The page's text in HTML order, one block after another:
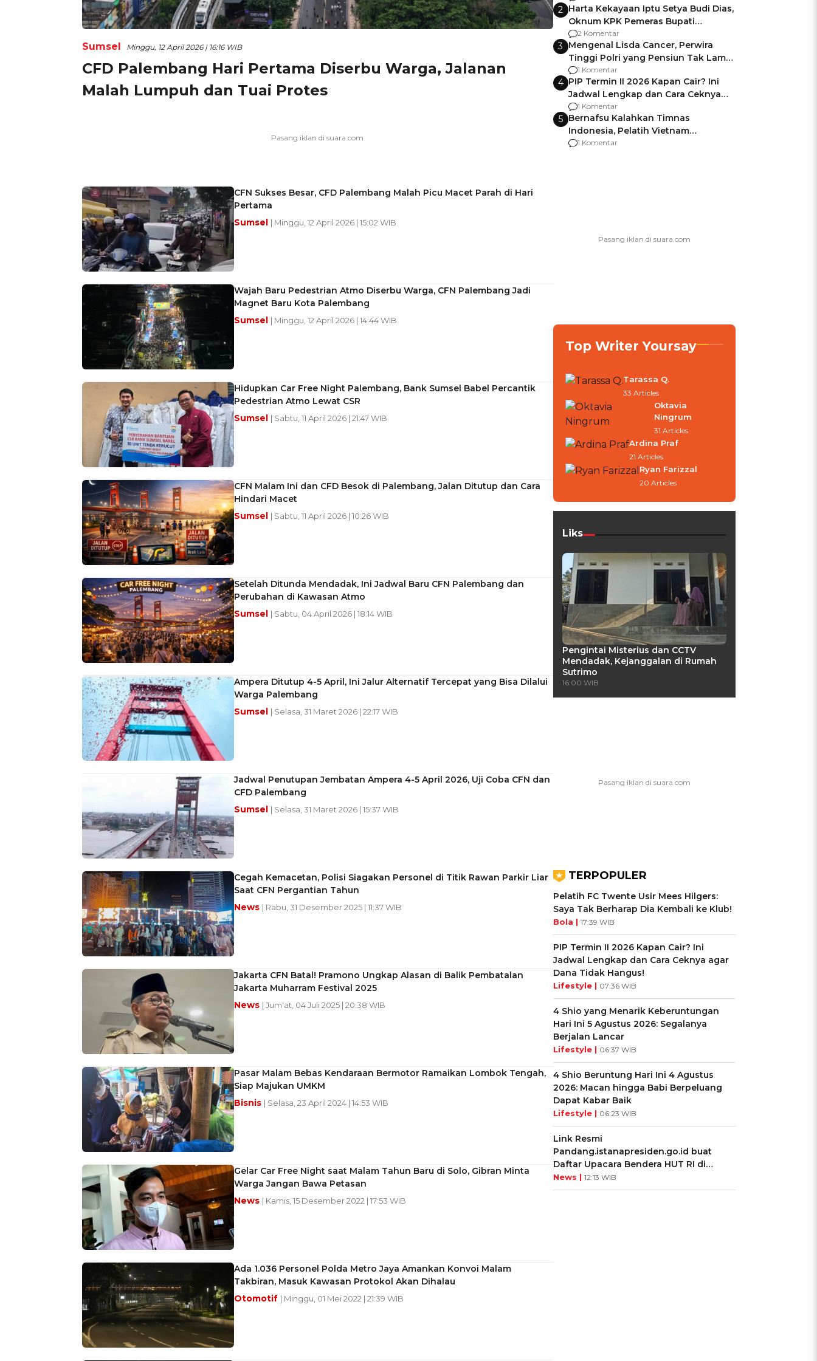
Sumsel Minggu, 12 April 2026 | 16:16 WIB
CFD Palembang Hari Pertama Diserbu Warga, Jalanan
Malah Lumpuh dan Tuai Protes
CFN Sukses Besar, CFD Palembang Malah Picu Macet Parah di Hari
Pertama
Sumsel | Minggu, 12 April 2026 | 15:02 WIB
Wajah Baru Pedestrian Atmo Diserbu Warga, CFN Palembang Jadi
Magnet Baru Kota Palembang
Sumsel | Minggu, 12 April 2026 | 14:44 WIB
Hidupkan Car Free Night Palembang, Bank Sumsel Babel Percantik
Pedestrian Atmo Lewat CSR
Sumsel | Sabtu, 11 April 2026 | 21:47 WIB
CFN Malam Ini dan CFD Besok di Palembang, Jalan Ditutup dan Cara
Hindari Macet
Sumsel | Sabtu, 11 April 2026 | 10:26 WIB
Setelah Ditunda Mendadak, Ini Jadwal Baru CFN Palembang dan
Perubahan di Kawasan Atmo
Sumsel | Sabtu, 04 April 2026 | 18:14 WIB
Ampera Ditutup 4-5 April, Ini Jalur Alternatif Tercepat yang Bisa Dilalui
Warga Palembang
Sumsel | Selasa, 31 Maret 2026 | 22:17 WIB
Jadwal Penutupan Jembatan Ampera 4-5 April 2026, Uji Coba CFN dan
CFD Palembang
Sumsel | Selasa, 31 Maret 2026 | 15:37 WIB
Cegah Kemacetan, Polisi Siagakan Personel di Titik Rawan Parkir Liar
Saat CFN Pergantian Tahun
News | Rabu, 31 Desember 2025 | 11:37 WIB
Jakarta CFN Batal! Pramono Ungkap Alasan di Balik Pembatalan
Jakarta Muharram Festival 2025
News | Jum'at, 04 Juli 2025 | 20:38 WIB
Pasar Malam Bebas Kendaraan Bermotor Ramaikan Lombok Tengah,
Siap Majukan UMKM
Bisnis | Selasa, 23 April 2024 | 14:53 WIB
Gelar Car Free Night saat Malam Tahun Baru di Solo, Gibran Minta
Warga Jangan Bawa Petasan
News | Kamis, 15 Desember 2022 | 17:53 WIB
Ada 1.036 Personel Polda Metro Jaya Amankan Konvoi Malam
Takbiran, Masuk Kawasan Protokol Akan Dihalau
Otomotif | Minggu, 01 Mei 2022 | 21:39 WIB
2 Harta Kekayaan Iptu Setya Budi Dias,
Oknum KPK Pemeras Bupati
Pemalang
2 Komentar
3 Mengenal Lisda Cancer, Perwira
Tinggi Polri yang Pensiun Tak Lama
Usai Jadi Brigjen
1 Komentar
4 PIP Termin II 2026 Kapan Cair? Ini
Jadwal Lengkap dan Cara Ceknya
agar Dana Tidak Hangus!
1 Komentar
5 Bernafsu Kalahkan Timnas
Indonesia, Pelatih Vietnam
Berencana Pakai Jimat di Pakansari
1 Komentar
Top Writer Yoursay
Tarassa Q.
33 Articles
Oktavia
Ningrum
31 Articles
Ardina Praf
21 Articles
Ryan Farizzal
20 Articles
Liks
Pengintai Misterius dan CCTV
Mendadak, Kejanggalan di Rumah
Sutrimo
16:00 WIB
TERPOPULER
Pelatih FC Twente Usir Mees Hilgers:
Saya Tak Berharap Dia Kembali ke Klub!
Bola | 17:39 WIB
PIP Termin II 2026 Kapan Cair? Ini
Jadwal Lengkap dan Cara Ceknya agar
Dana Tidak Hangus!
Lifestyle | 07:36 WIB
4 Shio yang Menarik Keberuntungan
Hari Ini 5 Agustus 2026: Segalanya
Berjalan Lancar
Lifestyle | 06:37 WIB
4 Shio Beruntung Hari Ini 4 Agustus
2026: Macan hingga Babi Berpeluang
Dapat Kabar Baik
Lifestyle | 06:23 WIB
Link Resmi
Pandang.istanapresiden.go.id buat
Daftar Upacara Bendera HUT RI di
Istana Negara
News | 12:13 WIB